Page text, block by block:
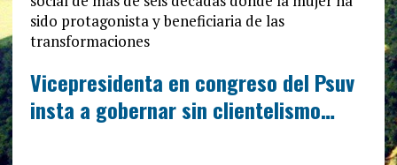
sido protagonista y beneficiaria de las
transformaciones
Vicepresidenta en congreso del Psuv
insta a gobernar sin clientelismo…